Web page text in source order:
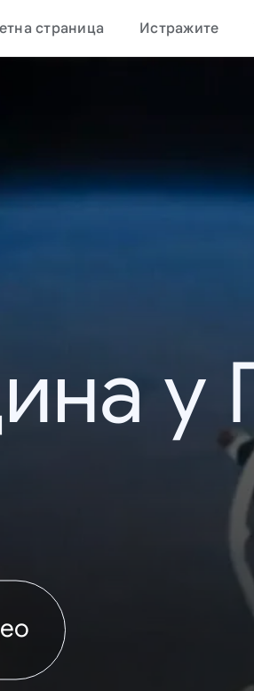
страница Истражите
у